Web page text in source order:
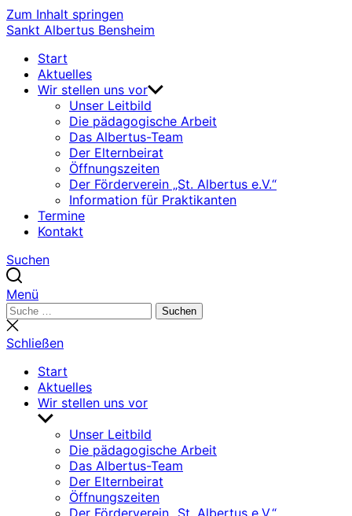
Zum Inhalt springen
Sankt Albertus Bensheim
Start
Aktuelles
Wir stellen uns vor
Unser Leitbild
Die pädagogische Arbeit
Das Albertus-Team
Der Elternbeirat
Öffnungszeiten
Der Förderverein „St. Albertus e.V.“
Information für Praktikanten
Termine
Kontakt
Suchen
Menü
Suchen
nach:
Suchen
Suche
schließen
Schließen
Start
Aktuelles
Wir stellen uns vor
Untermenü
anzeigenUnser Leitbild
Die pädagogische Arbeit
Das Albertus-Team
Der Elternbeirat
Öffnungszeiten
Der Förderverein „St. Albertus e.V.“